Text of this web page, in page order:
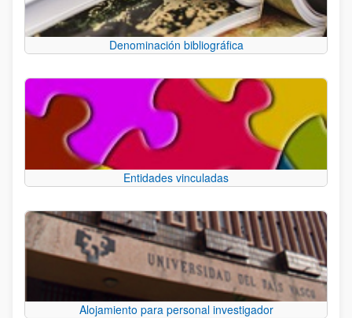
Denominación bibliográfica
Entidades vinculadas
Alojamiento para personal investigador